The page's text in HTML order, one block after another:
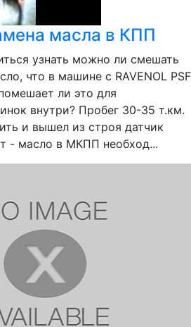
масла в КПП
узнать можно ли смешать
что в машине с RAVENOL PSF
ли это для
внутри? Пробег 30-35 т.км.
и вышел из строя датчик
- масло в МКПП необход...